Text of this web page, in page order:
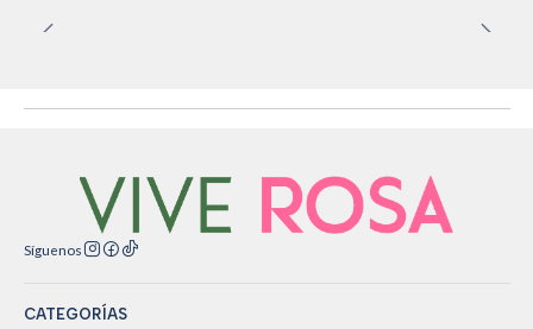
Síguenos
CATEGORÍAS